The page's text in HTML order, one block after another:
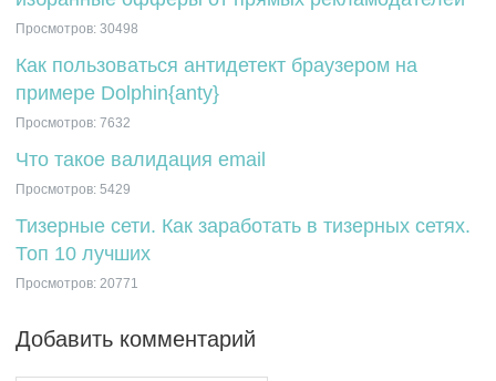
Просмотров: 30498
Как пользоваться антидетект браузером на
примере Dolphin{anty}
Просмотров: 7632
Что такое валидация email
Просмотров: 5429
Тизерные сети. Как заработать в тизерных сетях.
Топ 10 лучших
Просмотров: 20771
Добавить комментарий